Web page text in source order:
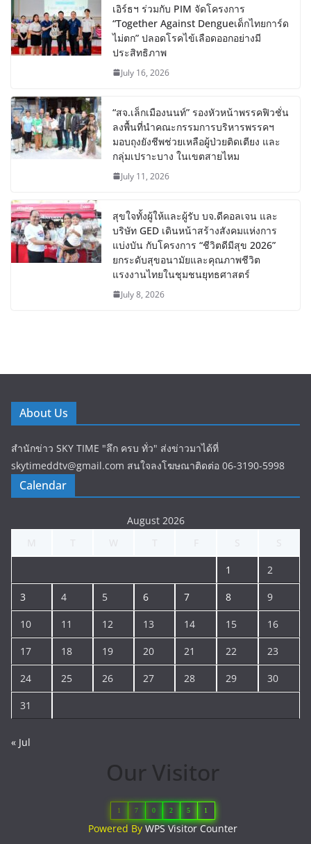
เอิร์ธฯ ร่วมกับ PIM จัดโครงการ
“Together Against Dengueเด็กไทยการ์ด
ไม่ตก” ปลอดโรคไข้เลือดออกอย่างมี
ประสิทธิภาพ
July 16, 2026
“สจ.เล็กเมืองนนท์” รองหัวหน้าพรรคฟิวชั่น
ลงพื้นที่นำคณะกรรมการบริหารพรรคฯ
มอบถุงยังชีพช่วยเหลือผู้ป่วยติดเตียง และ
กลุ่มเปราะบาง ในเขตสายไหม
July 11, 2026
สุขใจทั้งผู้ให้และผู้รับ บจ.ดีคอลเจน และ
บริษัท GED เดินหน้าสร้างสังคมแห่งการ
แบ่งบัน​ กับโครงการ “ชีวิตดีมีสุข 2026”
ยกระดับสุขอนามัยและคุณภาพชีวิต
แรงงานไทยในชุมชนยุทธศาสตร์
July 8, 2026
About Us
สำนักข่าว SKY TIME "ลึก ครบ ทั่ว" ส่งข่าวมาได้ที่
skytimeddtv@gmail.com สนใจลงโฆษณาติดต่อ 06-3190-5998
Calendar
August 2026
1 2
3 4 5 6 7 8 9
10 11 12 13 14 15 16
17 18 19 20 21 22 23
24 25 26 27 28 29 30
31
« Jul
Our Visitor
1 7 0 2 5 1
Powered ByWPS Visitor Counter